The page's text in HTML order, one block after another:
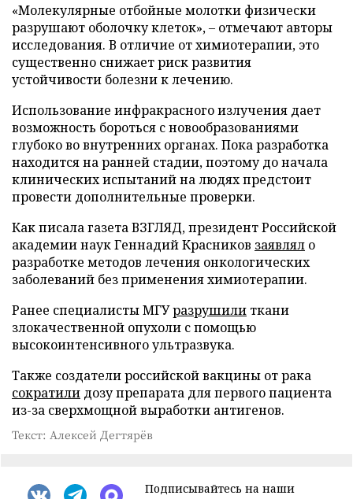
«Молекулярные отбойные молотки физически
разрушают оболочку клеток», – отмечают авторы
исследования. В отличие от химиотерапии, это
существенно снижает риск развития
устойчивости болезни к лечению.
Использование инфракрасного излучения дает
возможность бороться с новообразованиями
глубоко во внутренних органах. Пока разработка
находится на ранней стадии, поэтому до начала
клинических испытаний на людях предстоит
провести дополнительные проверки.
Как писала газета ВЗГЛЯД, президент Российской
академии наук Геннадий Красников заявлял о
разработке методов лечения онкологических
заболеваний без применения химиотерапии.
Ранее специалисты МГУразрушили ткани
злокачественной опухоли с помощью
высокоинтенсивного ультразвука.
Также создатели российской вакцины от рака
сократили дозу препарата для первого пациента
из-за сверхмощной выработки антигенов.
Текст: Алексей Дегтярёв
Подписывайтесь на наши